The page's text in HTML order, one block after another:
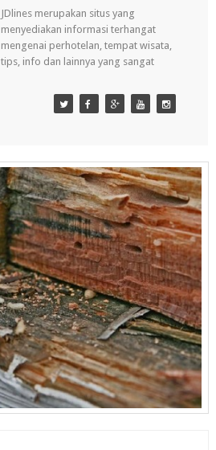
JDlines merupakan situs yang
menyediakan informasi terhangat
mengenai perhotelan, tempat wisata,
tips, info dan lainnya yang sangat